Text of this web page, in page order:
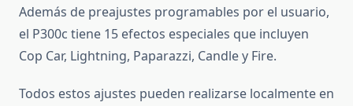
Además de preajustes programables por el usuario,
el P300c tiene 15 efectos especiales que incluyen
Cop Car, Lightning, Paparazzi, Candle y Fire.
Todos estos ajustes pueden realizarse localmente en